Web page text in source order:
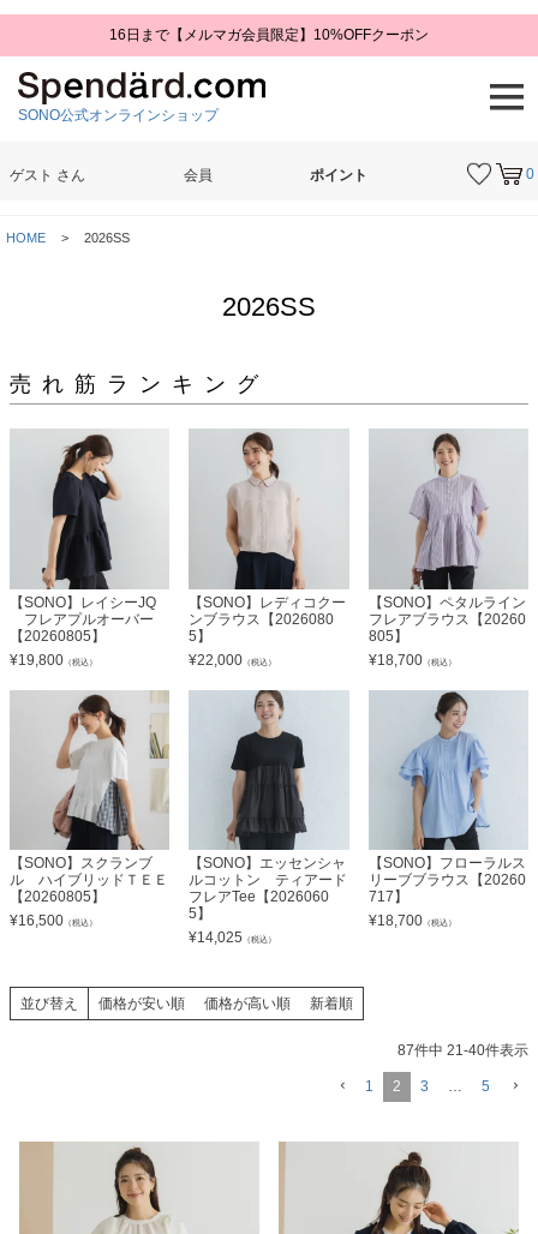
16日まで【メルマガ会員限定】10%OFFクーポン
SONO公式オンラインショップ
0
ゲスト さん 会員 ポイント
HOME 2026SS
2026SS
売れ筋ランキング
【SONO】レイシーJQ
フレアプルオーバー
【20260805】
¥19,800 （税込）
【SONO】レディコクー
ンブラウス【2026080
5】
¥22,000 （税込）
【SONO】ペタルライン
フレアブラウス【20260
805】
¥18,700（税込）
【SONO】スクランブ
ル ハイブリッドＴＥＥ
【20260805】
¥16,500 （税込）
【SONO】エッセンシャ
ルコットン ティアード
フレアTee【2026060
5】
¥14,025 （税込）
【SONO】フローラルス
リーブブラウス【20260
717】
¥18,700（税込）
並び替え 価格が安い順 価格が高い順 新着順
87件中 21-40件表示
1 2 3 … 5